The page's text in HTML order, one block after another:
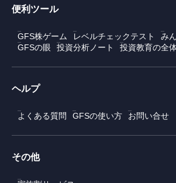
便利ツール
GFS株ゲーム レベルチェックテスト
み
GFSの眼
投資分析ノート 投資教育の全
ヘルプ
よくある質問 GFSの使い方 お問い合せ
その他